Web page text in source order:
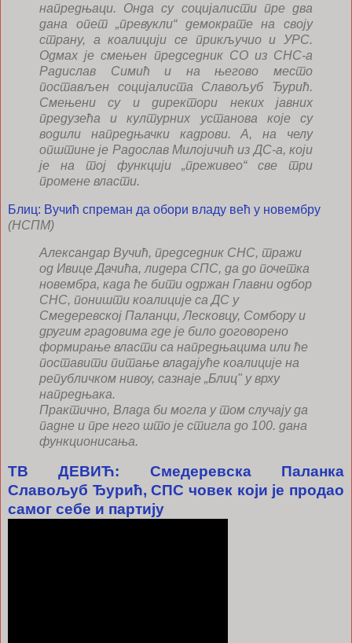
напредњаци. Онда су социјалисти пре два
дана опет „превукли“ демократе на своју
страну, а коалицији се прикључио и УРС.
Одмах је смењен председник СО из СНС-а
Радислав Симић и на његово место
постављен социјалиста Славољуб Ђурић.
Смењени су и директори неких јавних
предузећа и културних установа које су
водили напредњачки кадрови. А, на челу
општине је Радослав Милојичић из ДС-а, који
је на тој функцији „преживео“ све три
промене власти.
Блиц: Вучић спреман да обори владу већ у новембру
(НСПМ)
Александар Вучић, председник СНС, тражи
од Ивице Дачића, лидера СПС, да до почетка
новембра, када ће бити одржан Главни одбор
СНС, поништи коалиције са ДС у
Смедеревској Паланци, Лесковцу, Сомбору и
другим градовима где је било договорено
формирање власти са напредњацима или ће
поставити питање владајуће коалиције на
републичком нивоу, сазнаје „Блиц" у врху
напредњака.
Практично, Влада би могла у том случају да
падне и пре него што је стигла до 100. дана
функционисања.
ТВ ДЕВИЋ: Смедеревска Паланка
Славољуб Ђурић, СПС човек који је продао
самог себе и партију